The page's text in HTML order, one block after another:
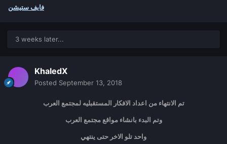
فايف ستيشن
3 weeks later...
KhaledX
Posted September 13, 2018
تم الانتهاء من اعداد الافكار المستقبليه لمجتمع العرب
وتم البدء بانشاء مواقع مجتمع العرب
واحد تلو الاخر حتى ينتهي